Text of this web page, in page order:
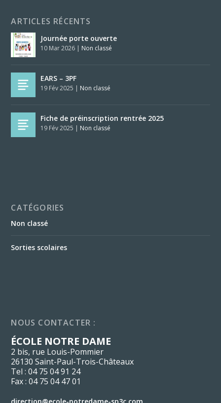
ARTICLES RÉCENTS
Journée porte ouverte
10 Mar 2026 | Non classé
EARS – 3PF
19 Fév 2025 | Non classé
Fiche de préinscription rentrée 2025
19 Fév 2025 | Non classé
CATÉGORIES
Non classé
Sorties scolaires
NOUS CONTACTER :
ÉCOLE NOTRE DAME
2 bis, rue Louis-Pommier
26130 Saint-Paul-Trois-Châteaux
Tel : 04 75 04 91 24
Fax : 04 75 04 47 01